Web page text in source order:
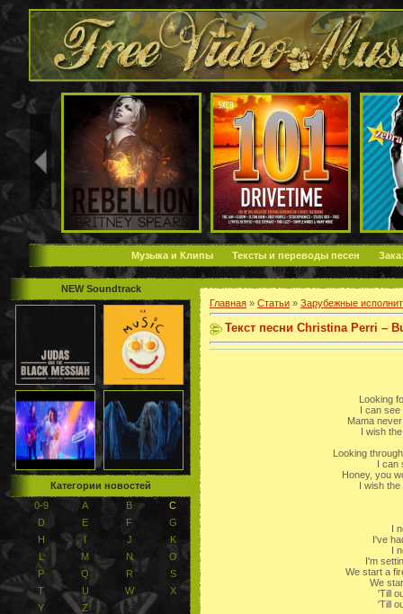
Музыка и Клипы Тексты и переводы песен
NEW Soundtrack
Категории новостей
0-9
A B
C
D
E F
G
H
I J
K
L
M N
O
P
Q R
S
T
U W
X
Y
Z
Главная » Статьи » Зарубежные
Текст песни Christina Perri –
Looking
I can
Mama
I wish
Looking
I
Honey, you
I wish
I
I've
I
I'm
We start a
We
'Till
'Till